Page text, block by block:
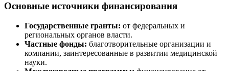
Основные источники финансирования
Государственные гранты: от федеральных и
региональных органов власти.
Частные фонды: благотворительные организации и
компании, заинтересованные в развитии медицинской
науки.